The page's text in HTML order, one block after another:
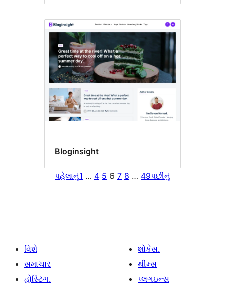
Bloginsight
પહેલાનું1 … 4 5 6 7 8 … 49પછીનું
વિશે
સમાચાર
હોસ્ટિંગ.
શોકેસ.
થીમ્સ
પ્લગઇન્સ